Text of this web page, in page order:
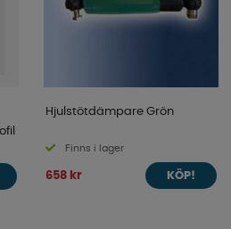
Hjulstötdämpare Grön
Finns i lager
658 kr KÖP!